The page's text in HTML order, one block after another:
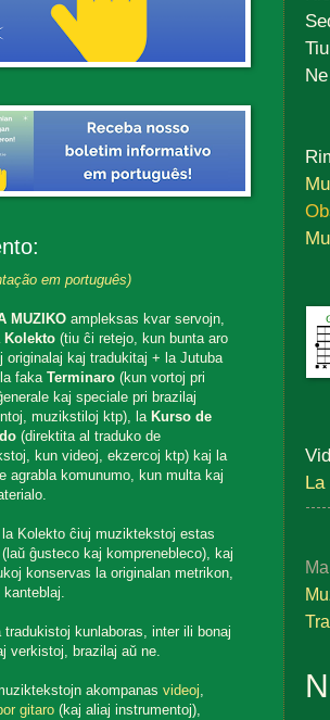
La
em português)
MUZIKO ampleksas kvar servojn,
Kolekto (tiu ĉi retejo, kun bunta aro
originalaj kaj tradukitaj + la Jutuba
la fakaTerminaro (kun vortoj pri
kaj speciale pri brazilaj
muzikstiloj ktp), la Kurso de
(direktita al traduko de
kun videoj, ekzercoj ktp) kaj la
agrabla komunumo, kun multa kaj
la Kolekto ĉiuj muziktekstoj estas
ĝusteco kaj komprenebleco), kaj
konservas la originalan metrikon,
tradukistoj kunlaboras, inter ili bonaj
verkistoj, brazilaj aŭ ne.
akompanasvideoj,
gitaro (kaj aliaj instrumentoj),